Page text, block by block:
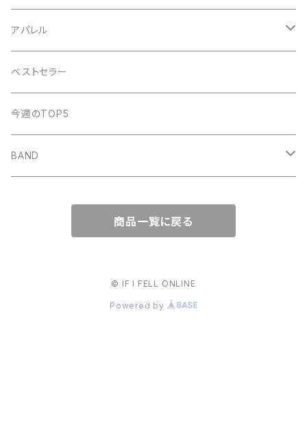
Some Life
amanojac
SideChest
Atomic Skipper
THE NINTH APOLLO
ONE BY ONE RECORDS
明日、照らす
i GO
デモCD
Beat Light
アパレル
IF I FELL
Watashi
ベストセラー
今週のTOP5
BAND
商品一覧に戻る
© IF I FELL ONLINE
Powered by